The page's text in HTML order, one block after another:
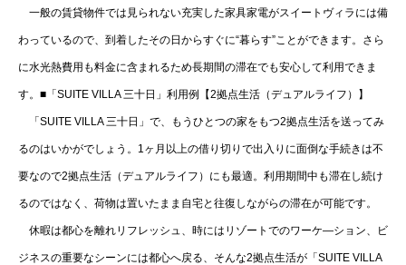
一般の賃貸物件では見られない充実した家具家電がスイートヴィラには備
わっているので、到着したその日からすぐに“暮らす”ことができます。さら
に水光熱費用も料金に含まれるため長期間の滞在でも安心して利用できま
す。■「SUITE VILLA 三十日」利用例【2拠点生活（デュアルライフ）】
「SUITE VILLA 三十日」で、もうひとつの家をもつ2拠点生活を送ってみ
るのはいかがでしょう。1ヶ月以上の借り切りで出入りに面倒な手続きは不
要なので2拠点生活（デュアルライフ）にも最適。利用期間中も滞在し続け
るのではなく、荷物は置いたまま自宅と往復しながらの滞在が可能です。
休暇は都心を離れリフレッシュ、時にはリゾートでのワーケ―ション、ビ
ジネスの重要なシーンには都心へ戻る、そんな2拠点生活が「SUITE VILLA